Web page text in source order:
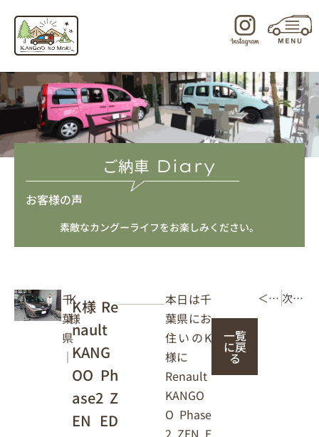
キ
ッ
プ
ご納車 Diary
お客様の声
素敵なカングーライフをお楽しみください。
千
葉
県
｜
K
様
K様 Re
nault
KANG
OO Ph
ase2 Z
EN ED
本日は千
葉県にお
住いのK
様に
Renault
KANGO
O Phase
2 ZEN E
一覧
に戻
る
＜ 前の記事 次の記事 ＞